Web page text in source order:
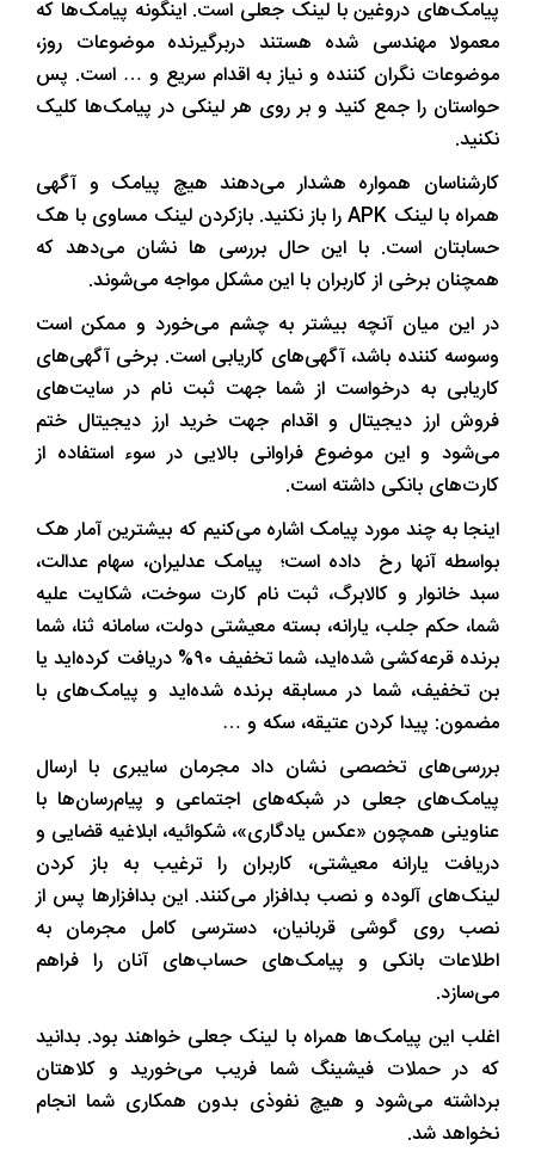
پیامک‌های دروغین با لینک جعلی است. اینگونه پیامک‌ها که
معمولا مهندسی شده هستند دربرگیرنده موضوعات روز،
موضوعات نگران کننده و نیاز به اقدام سریع و … است. پس
حواستان را جمع کنید و بر روی هر لینکی در پیامک‌ها کلیک
نکنید.
کارشناسان همواره هشدار می‌دهند هیچ پیامک و آگهی
همراه با لینک APK را باز نکنید. بازکردن لینک مساوی با هک
حسابتان است. با این حال بررسی ها نشان می‌دهد که
همچنان برخی از کاربران با این مشکل مواجه می‌شوند.
در این میان آنچه بیشتر به چشم می‌خورد و ممکن است
وسوسه کننده باشد، آگهی‌های کاریابی است. برخی آگهی‌های
کاریابی به درخواست از شما جهت ثبت نام در سایت‌های
فروش ارز دیجیتال و اقدام جهت خرید ارز دیجیتال ختم
می‌شود و این موضوع فراوانی بالایی در سوء استفاده از
کارت‌های بانکی داشته است.
اینجا به چند مورد پیامک اشاره می‌کنیم که بیشترین آمار هک
بواسطه آنها رخ داده است؛ پیامک عدلیران، سهام عدالت،
سبد خانوار و کالابرگ، ثبت نام کارت سوخت، شکایت علیه
شما، حکم جلب، یارانه، بسته معیشتی دولت، سامانه ثنا، شما
برنده قرعه‌کشی شده‌اید، شما تخفیف ۹۰% دریافت کرده‌اید یا
بن تخفیف، شما در مسابقه برنده شده‌اید و پیامک‌های با
مضمون: پیدا کردن عتیقه، سکه و …
بررسی‌های تخصصی نشان داد مجرمان سایبری با ارسال
پیامک‌های جعلی در شبکه‌های اجتماعی و پیام‌رسان‌ها با
عناوینی همچون «عکس یادگاری»، شکوائیه، ابلاغیه قضایی و
دریافت یارانه معیشتی، کاربران را ترغیب به باز کردن
لینک‌های آلوده و نصب بدافزار می‌کنند. این بدافزارها پس از
نصب روی گوشی قربانیان، دسترسی کامل مجرمان به
اطلاعات بانکی و پیامک‌های حساب‌های آنان را فراهم
می‌سازد.
اغلب این پیامک‌ها همراه با لینک جعلی خواهند بود. بدانید
که در حملات فیشینگ شما فریب می‌خورید و کلاهتان
برداشته می‌شود و هیچ نفوذی بدون همکاری شما انجام
نخواهد شد.